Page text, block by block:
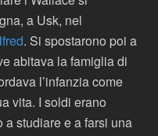
a Usk, nel
. Si spostarono poi a
abitava la famiglia di
l’infanzia come
vita. I soldi erano
a studiare e a farsi una